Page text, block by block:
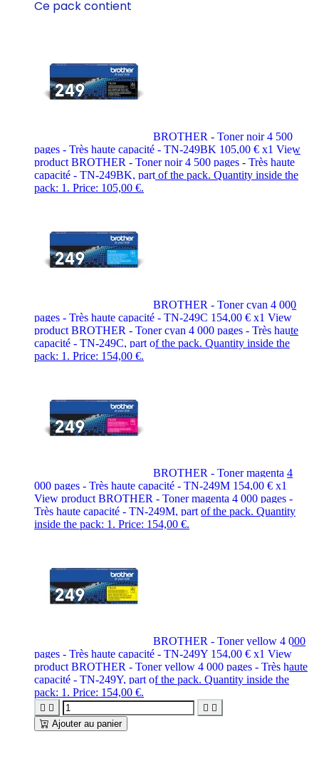
Ce pack contient
BROTHER - Toner noir 4 500
pages - Très haute capacité - TN-249BK 105,00 € x1 View
product BROTHER - Toner noir 4 500 pages - Très haute
capacité - TN-249BK, part of the pack. Quantity inside the
pack: 1. Price: 105,00 €.
BROTHER - Toner cyan 4 000
pages - Très haute capacité - TN-249C 154,00 € x1 View
product BROTHER - Toner cyan 4 000 pages - Très haute
capacité - TN-249C, part of the pack. Quantity inside the
pack: 1. Price: 154,00 €.
BROTHER - Toner magenta 4
000 pages - Très haute capacité - TN-249M 154,00 € x1
View product BROTHER - Toner magenta 4 000 pages -
Très haute capacité - TN-249M, part of the pack. Quantity
inside the pack: 1. Price: 154,00 €.
BROTHER - Toner yellow 4 000
pages - Très haute capacité - TN-249Y 154,00 € x1 View
product BROTHER - Toner yellow 4 000 pages - Très haute
capacité - TN-249Y, part of the pack. Quantity inside the
pack: 1. Price: 154,00 €.
   
Ajouter au panier